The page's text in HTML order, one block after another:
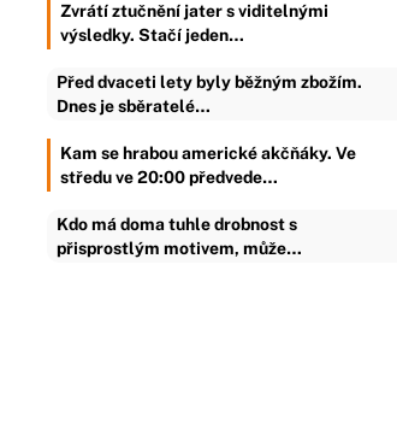
Zvrátí ztučnění jater s viditelnými
výsledky. Stačí jeden…
Před dvaceti lety byly běžným zbožím.
Dnes je sběratelé…
Kam se hrabou americké akčňáky. Ve
středu ve 20:00 předvede…
Kdo má doma tuhle drobnost s
přisprostlým motivem, může…